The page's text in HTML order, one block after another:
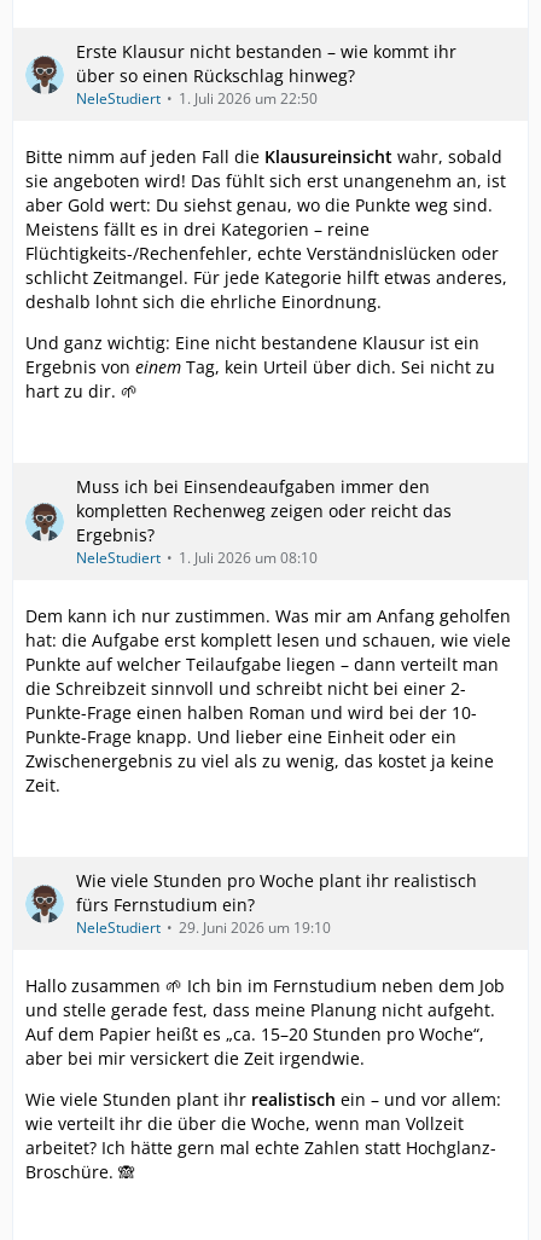
Erste Klausur nicht bestanden – wie kommt ihr
über so einen Rückschlag hinweg?
NeleStudiert 1. Juli 2026 um 22:50
Bitte nimm auf jeden Fall die Klausureinsicht wahr, sobald
sie angeboten wird! Das fühlt sich erst unangenehm an, ist
aber Gold wert: Du siehst genau, wo die Punkte weg sind.
Meistens fällt es in drei Kategorien – reine
Flüchtigkeits-/Rechenfehler, echte Verständnislücken oder
schlicht Zeitmangel. Für jede Kategorie hilft etwas anderes,
deshalb lohnt sich die ehrliche Einordnung.
Und ganz wichtig: Eine nicht bestandene Klausur ist ein
Ergebnis von einem Tag, kein Urteil über dich. Sei nicht zu
hart zu dir. 🌱
Muss ich bei Einsendeaufgaben immer den
kompletten Rechenweg zeigen oder reicht das
Ergebnis?
NeleStudiert 1. Juli 2026 um 08:10
Dem kann ich nur zustimmen. Was mir am Anfang geholfen
hat: die Aufgabe erst komplett lesen und schauen, wie viele
Punkte auf welcher Teilaufgabe liegen – dann verteilt man
die Schreibzeit sinnvoll und schreibt nicht bei einer 2-
Punkte-Frage einen halben Roman und wird bei der 10-
Punkte-Frage knapp. Und lieber eine Einheit oder ein
Zwischenergebnis zu viel als zu wenig, das kostet ja keine
Zeit.
Wie viele Stunden pro Woche plant ihr realistisch
fürs Fernstudium ein?
NeleStudiert 29. Juni 2026 um 19:10
Hallo zusammen 🌱 Ich bin im Fernstudium neben dem Job
und stelle gerade fest, dass meine Planung nicht aufgeht.
Auf dem Papier heißt es „ca. 15–20 Stunden pro Woche“,
aber bei mir versickert die Zeit irgendwie.
Wie viele Stunden plant ihr realistisch ein – und vor allem:
wie verteilt ihr die über die Woche, wenn man Vollzeit
arbeitet? Ich hätte gern mal echte Zahlen statt Hochglanz-
Broschüre. 🙈